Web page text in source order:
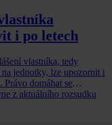
i po letech
vlastníka, tedy
jednotky, lze upozornit i
Právo domáhat se
z aktuálního rozsudku